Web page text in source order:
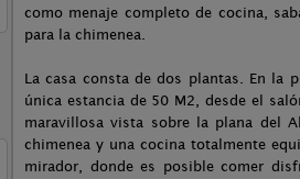
como menaje completo de cocina,
para la chimenea.
La casa consta de dos plantas. En la
única estancia de 50 M2, desde el
maravillosa vista sobre la plana del
chimenea y una cocina totalmente
mirador, donde es posible comer